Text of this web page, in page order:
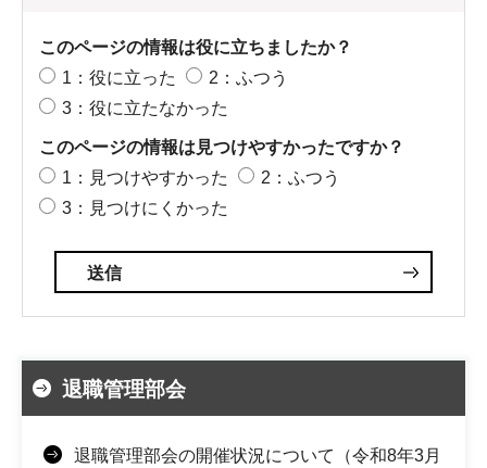
このページの情報は役に立ちましたか？
1：役に立った
2：ふつう
3：役に立たなかった
このページの情報は見つけやすかったですか？
1：見つけやすかった
2：ふつう
3：見つけにくかった
退職管理部会
退職管理部会の開催状況について（令和8年3月